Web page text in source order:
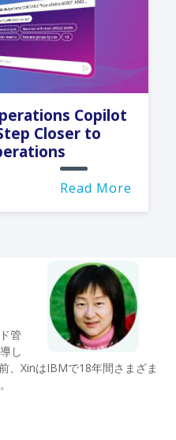
Copilot
Closer to
Read More
管
し
、XinはIBMで18年間さまざま